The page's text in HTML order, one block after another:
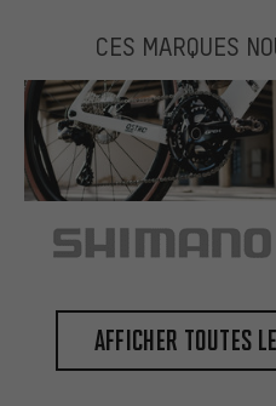
CES MARQUES
Afficher toutes